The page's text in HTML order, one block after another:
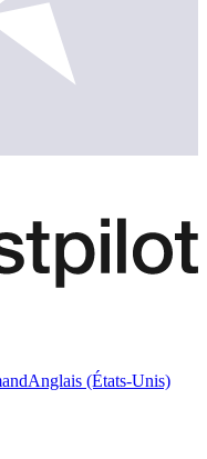
Anglais (États-Unis)